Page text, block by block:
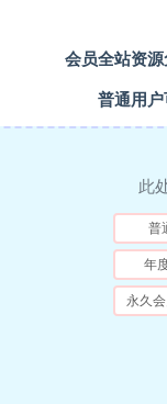
会员全站资
普通用户
此
普
年
永久